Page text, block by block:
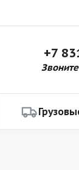
+7